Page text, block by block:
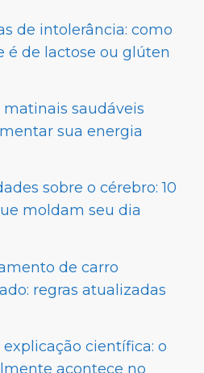
de intolerância: como
é de lactose ou glúten
matinais saudáveis
sua energia
sobre o cérebro: 10
moldam seu dia
de carro
regras atualizadas
explicação científica: o
acontece no